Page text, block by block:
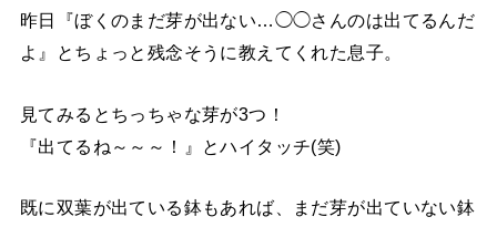
昨日『ぼくのまだ芽が出ない…◯◯さんのは出てるんだ
よ』とちょっと残念そうに教えてくれた息子。
見てみるとちっちゃな芽が3つ！
『出てるね～～～！』とハイタッチ(笑)
既に双葉が出ている鉢もあれば、まだ芽が出ていない鉢